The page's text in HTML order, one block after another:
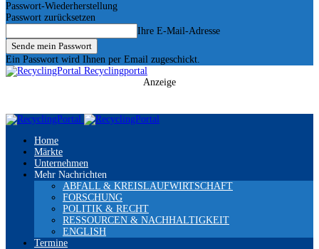
Passwort-Wiederherstellung
Passwort zurücksetzen
Ihre E-Mail-Adresse
Ein Passwort wird Ihnen per Email zugeschickt.
Recyclingportal
Anzeige
Home
Märkte
Unternehmen
Mehr Nachrichten
ABFALL & KREISLAUFWIRTSCHAFT
FORSCHUNG
POLITIK & RECHT
RESSOURCEN & NACHHALTIGKEIT
ENGLISH
Termine